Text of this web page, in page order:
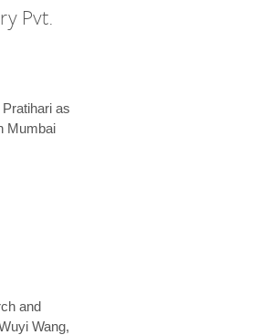
Pvt.
as
Mumbai
and
Wang,